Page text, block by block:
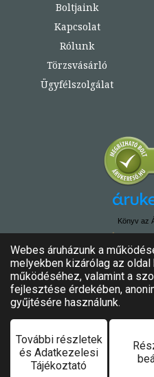
Boltjaink
Kapcsolat
Rólunk
Törzsvásárló
Ügyfélszolgálat
Könyv az
Minden jog
Felhasználási feltételek